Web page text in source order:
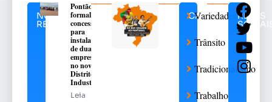
NOTÍCIAS
RELACIONADAS
Pontão
formaliza
concessões
para
instalação
de duas
empresas
no novo
Distrito
Industrial
Leia
CATEGORIAS
Variedades
Trânsito
Tradicionalismo
Trabalho
REDES